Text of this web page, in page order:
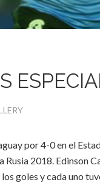
por 4-0 en el
2018. Edinson
goles y cada uno